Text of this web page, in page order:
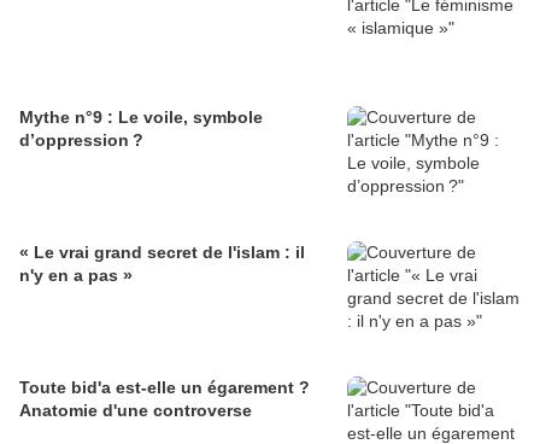
Mythe n°9 : Le voile, symbole
d’oppression ?
« Le vrai grand secret de l'islam : il
n'y en a pas »
Toute bid'a est-elle un égarement ?
Anatomie d'une controverse